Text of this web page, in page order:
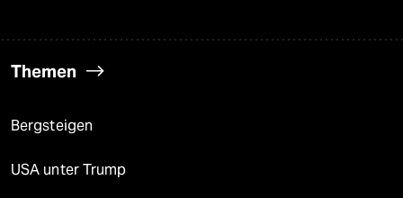
Themen
Bergsteigen
USA unter Trump